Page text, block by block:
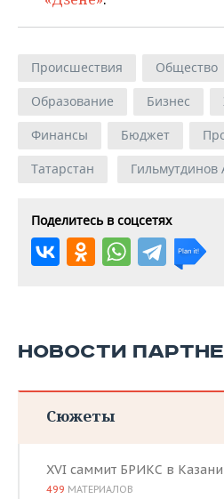
Происшествия Общество
Образование
Бизнес
Финансы
Бюджет
Татарстан
Гильмутдинов
Поделитесь в соцсетях
НОВОСТИ
Сюжеты
XVI саммит БРИКС в Казани
499 МАТЕРИАЛОВ